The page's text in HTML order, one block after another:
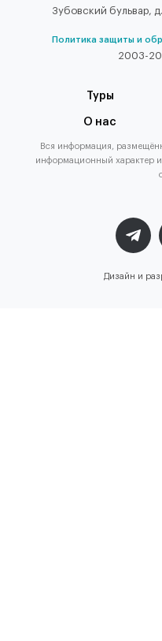
Зубовский бульвар,
Политика защиты и
2003-
Туры
О нас
Вся информация,
информационный характер
Дизайн и